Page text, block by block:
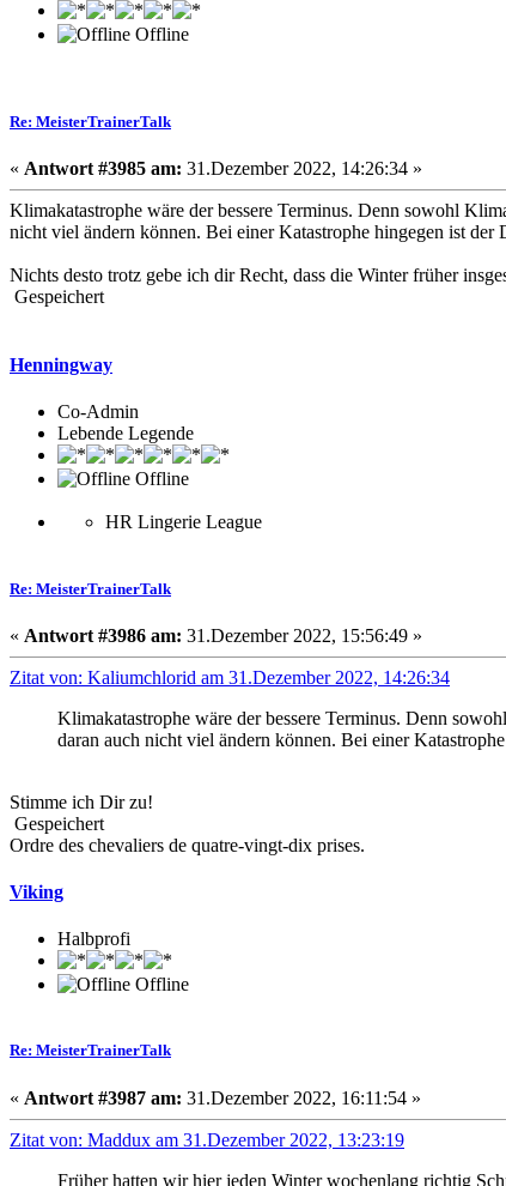
Offline
Re: MeisterTrainerTalk
« Antwort #3985 am: 31.Dezember 2022, 14:26:34 »
Klimakatastrophe wäre der bessere Terminus. Denn sowohl
nicht viel ändern können. Bei einer Katastrophe hingegen ist der
Nichts desto trotz gebe ich dir Recht, dass die Winter früher
Gespeichert
Henningway
Co-Admin
Lebende Legende
Offline
HR Lingerie League
Re: MeisterTrainerTalk
« Antwort #3986 am: 31.Dezember 2022, 15:56:49 »
Zitat von: Kaliumchlorid am 31.Dezember 2022, 14:26:34
Klimakatastrophe wäre der bessere Terminus. Denn
daran auch nicht viel ändern können. Bei einer
Stimme ich Dir zu!
Gespeichert
Ordre des chevaliers de quatre-vingt-dix prises.
Viking
Halbprofi
Offline
Re: MeisterTrainerTalk
« Antwort #3987 am: 31.Dezember 2022, 16:11:54 »
Zitat von: Maddux am 31.Dezember 2022, 13:23:19
Früher hatten wir hier jeden Winter wochenlang richtig